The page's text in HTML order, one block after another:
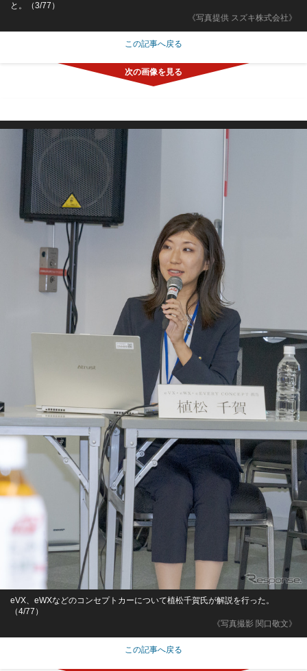
《写真提供 スズキ株式会社》
と。（3/77）
この記事へ戻る
《写真撮影 関口敬文》
eVX、eWXなどのコンセプトカーについて植松千賀氏が解説を行った。
（4/77）
この記事へ戻る